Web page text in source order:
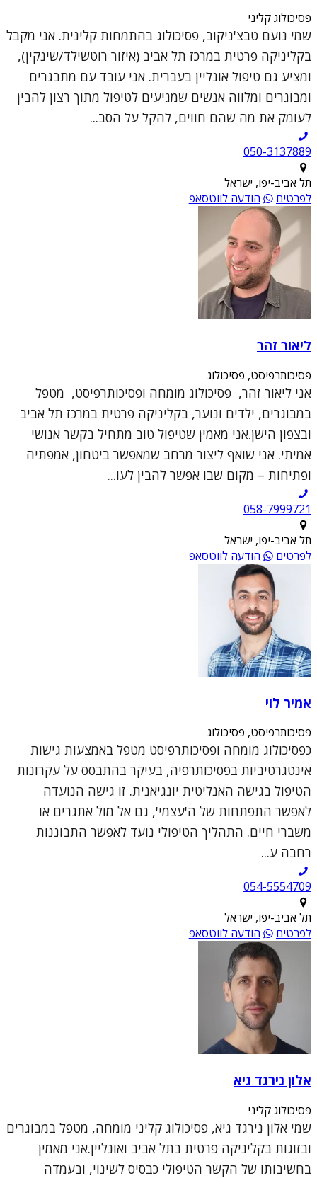
פסיכולוג קליני
שמי נועם טבצ'ניקוב, פסיכולוג בהתמחות קלינית. אני מקבל
בקליניקה פרטית במרכז תל אביב (איזור רוטשילד/שינקין),
ומציע גם טיפול אונליין בעברית. אני עובד עם מתבגרים
ומבוגרים ומלווה אנשים שמגיעים לטיפול מתוך רצון להבין
לעומק את מה שהם חווים, להקל על הסב...
050-3137889
תל אביב-יפו, ישראל
לפרטים
הודעה לווטסאפ
ליאור זהר
פסיכותרפיסט, פסיכולוג
אני ליאור זהר, פסיכולוג מומחה ופסיכותרפיסט, מטפל
במבוגרים, ילדים ונוער, בקליניקה פרטית במרכז תל אביב
ובצפון הישן.אני מאמין שטיפול טוב מתחיל בקשר אנושי
אמיתי. אני שואף ליצור מרחב שמאפשר ביטחון, אמפתיה
ופתיחות – מקום שבו אפשר להבין לעו...
תל אביב-יפו, ישראל
לפרטים
הודעה לווטסאפ
אמיר לוי
פסיכותרפיסט, פסיכולוג
כפסיכולוג מומחה ופסיכותרפיסט מטפל באמצעות גישות
אינטגרטיביות בפסיכותרפיה, בעיקר בהתבסס על עקרונות
הטיפול בגישה האנליטית יונגיאנית. זו גישה הנועדה
לאפשר התפתחות של ה'עצמי', גם אל מול אתגרים או
משברי חיים. התהליך הטיפולי נועד לאפשר התבוננות
רחבה ע...
054-5554709
תל אביב-יפו, ישראל
לפרטים
הודעה לווטסאפ
אלון נירגד גיא
פסיכולוג קליני
שמי אלון נירגד גיא, פסיכולוג קליני מומחה, מטפל במבוגרים
ובזוגות בקליניקה פרטית בתל אביב ואונליין.אני מאמין
בחשיבותו של הקשר הטיפולי כבסיס לשינוי, ובעמדה